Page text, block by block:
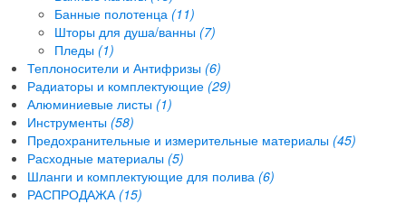
Банные полотенца (11)
Шторы для душа/ванны (7)
Пледы (1)
Теплоносители и Антифризы (6)
Радиаторы и комплектующие (29)
Алюминиевые листы (1)
Инструменты (58)
Предохранительные и измерительные материалы (45)
Расходные материалы (5)
Шланги и комплектующие для полива (6)
РАСПРОДАЖА (15)